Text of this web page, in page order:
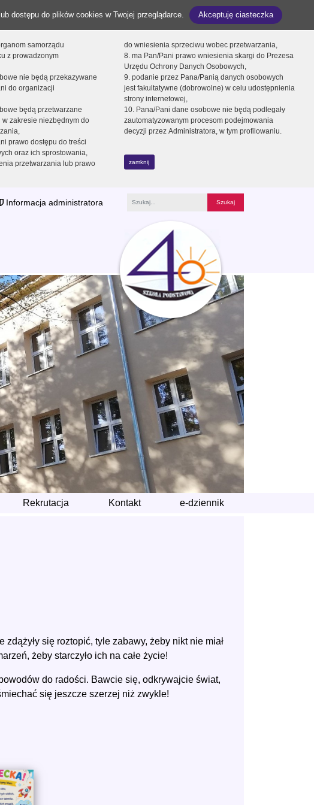
dostępu do plików cookies w Twojej przeglądarce. Akceptuję ciasteczka
samorządu
z prowadzonym
nie będą przekazywane
do organizacji
będą przetwarzane
w zakresie niezbędnym do
prawo dostępu do treści
oraz ich sprostowania,
przetwarzania lub prawo
do wniesienia sprzeciwu wobec przetwarzania,
8. ma Pan/Pani prawo wniesienia skargi do Prezesa
Urzędu Ochrony Danych Osobowych,
9. podanie przez Pana/Panią danych osobowych
jest fakultatywne (dobrowolne) w celu udostępnienia
strony internetowej,
10. Pana/Pani dane osobowe nie będą podlegały
zautomatyzowanym procesom podejmowania
decyzji przez Administratora, w tym profilowaniu.
zamknij
Informacja administratora
Rekrutacja Kontakt e-dziennik
się roztopić, tyle zabawy, żeby nikt nie miał
żeby starczyło ich na całe życie!
do radości. Bawcie się, odkrywajcie świat,
się jeszcze szerzej niż zwykle!